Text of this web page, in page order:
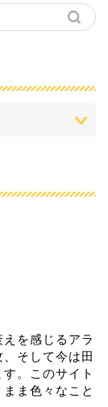
を感じるアラ
そして今は田
。このサイト
ま色々なこと